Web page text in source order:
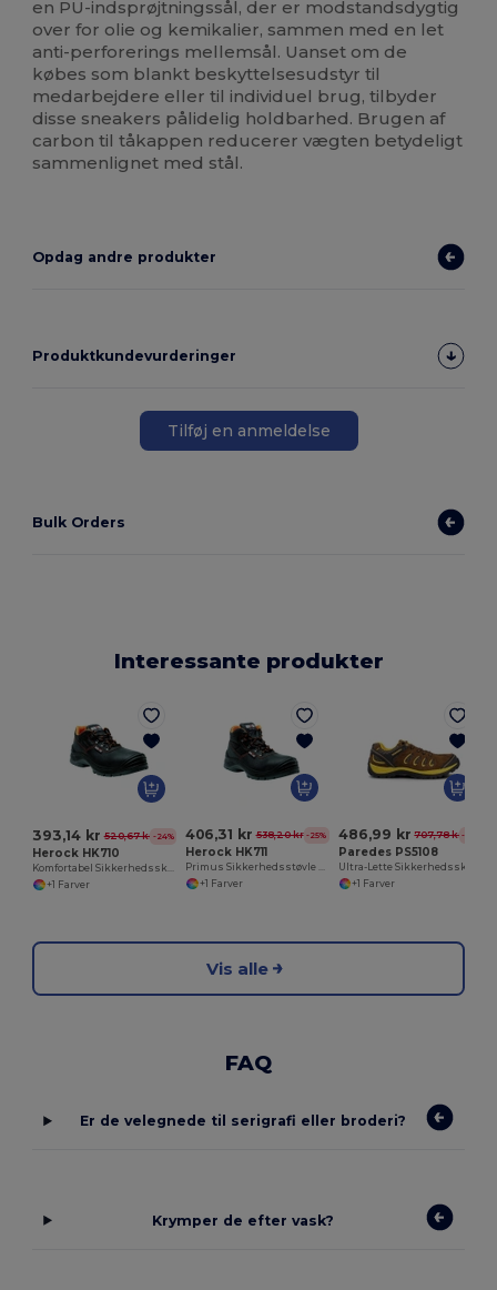
en PU-indsprøjtningssål, der er modstandsdygtig
over for olie og kemikalier, sammen med en let
anti-perforerings mellemsål. Uanset om de
købes som blankt beskyttelsesudstyr til
medarbejdere eller til individuel brug, tilbyder
disse sneakers pålidelig holdbarhed. Brugen af
carbon til tåkappen reducerer vægten betydeligt
sammenlignet med stål.
Opdag andre produkter
Produktkundevurderinger
Tilføj en anmeldelse
Bulk Orders
Interessante produkter
393,14 kr 520,67 kr -24%
Herock HK710
Komfortabel Sikkerhedssko med Komposit Tåkappe
+1 Farver
406,31 kr 538,20 kr -25%
Herock HK711
Primus Sikkerhedsstøvle med Komposit Tåkappe
+1 Farver
486,99 kr 707,78 kr-31%
Paredes PS5108
+1 Farver
Vis alle
FAQ
Er de velegnede til serigrafi eller broderi?
Krymper de efter vask?